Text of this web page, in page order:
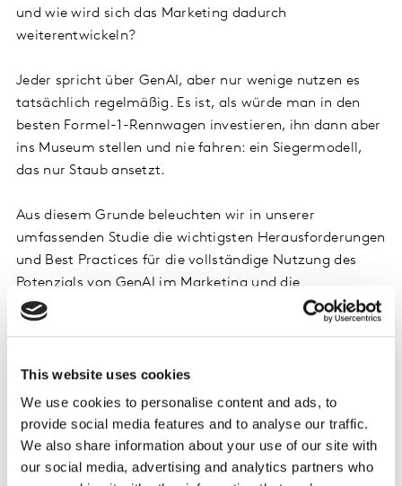
This website uses cookies
We use cookies to personalise content and ads, to
provide social media features and to analyse our traffic.
We also share information about your use of our site with
our social media, advertising and analytics partners who
und wie wird sich das Marketing dadurch
weiterentwickeln?
Jeder spricht über GenAI, aber nur wenige nutzen es
tatsächlich regelmäßig. Es ist, als würde man in den
besten Formel-1-Rennwagen investieren, ihn dann aber
ins Museum stellen und nie fahren: ein Siegermodell,
das nur Staub ansetzt.
Aus diesem Grunde beleuchten wir in unserer
umfassenden Studie die wichtigsten Herausforderungen
und Best Practices für die vollständige Nutzung des
Potenzials von GenAI im Marketing und die
Auswirkungen auf den Kompetenzaufbau.
kompetenzen nicht überflüssig machen, sondern sie
verbessern und die Effizienz und Effektivität der
Marketingverantwortlichen steigern. Führende
Organisationen haben den Einsatz von GenAI von